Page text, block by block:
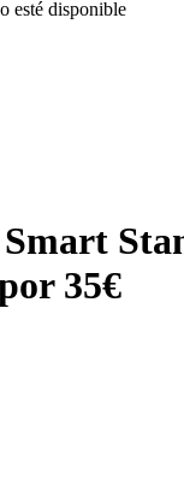
esté disponible
35€